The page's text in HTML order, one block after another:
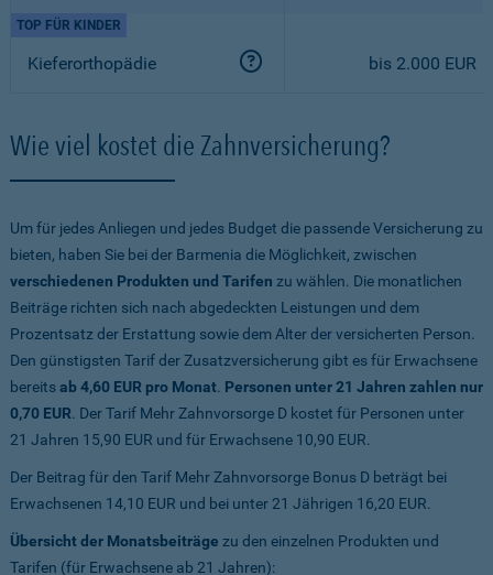
TOP FÜR KINDER
Kieferorthopädie bis 2.000 EUR
Wie viel kostet die Zahnversicherung?
Um für jedes Anliegen und jedes Budget die passende Versicherung zu
bieten, haben Sie bei der Barmenia die Möglichkeit, zwischen
verschiedenen Produkten und Tarifen zu wählen. Die monatlichen
Beiträge richten sich nach abgedeckten Leistungen und dem
Prozentsatz der Erstattung sowie dem Alter der versicherten Person.
Den günstigsten Tarif der Zusatzversicherung gibt es für Erwachsene
bereitsab 4,60 EUR pro Monat. Personen unter 21 Jahren zahlen nur
0,70 EUR. Der Tarif Mehr Zahnvorsorge D kostet für Personen unter
21 Jahren 15,90 EUR und für Erwachsene 10,90 EUR.
Der Beitrag für den Tarif Mehr Zahnvorsorge Bonus D beträgt bei
Erwachsenen 14,10 EUR und bei unter 21 Jährigen 16,20 EUR.
Übersicht der Monatsbeiträge zu den einzelnen Produkten und
Tarifen (für Erwachsene ab 21 Jahren):